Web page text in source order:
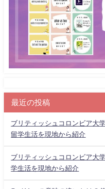
最近の投稿
ブリティッシュコロンビア大
留学生活を現地から紹介
ブリティッシュコロンビア大
学生活を現地から紹介